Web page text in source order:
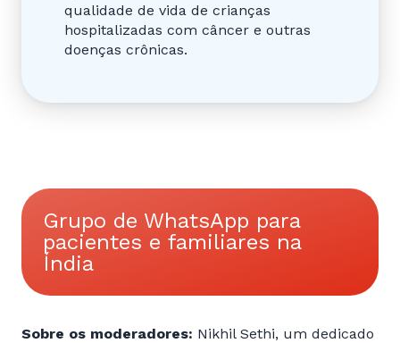
qualidade de vida de crianças
hospitalizadas com câncer e outras
doenças crônicas.
Grupo de WhatsApp para
pacientes e familiares na
Índia
Sobre os moderadores: Nikhil Sethi, um dedicado